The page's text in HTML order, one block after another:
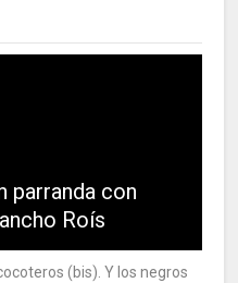
parranda con
Roís
(bis). Y los negros